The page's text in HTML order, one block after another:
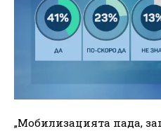
„Мобилизацията пада,